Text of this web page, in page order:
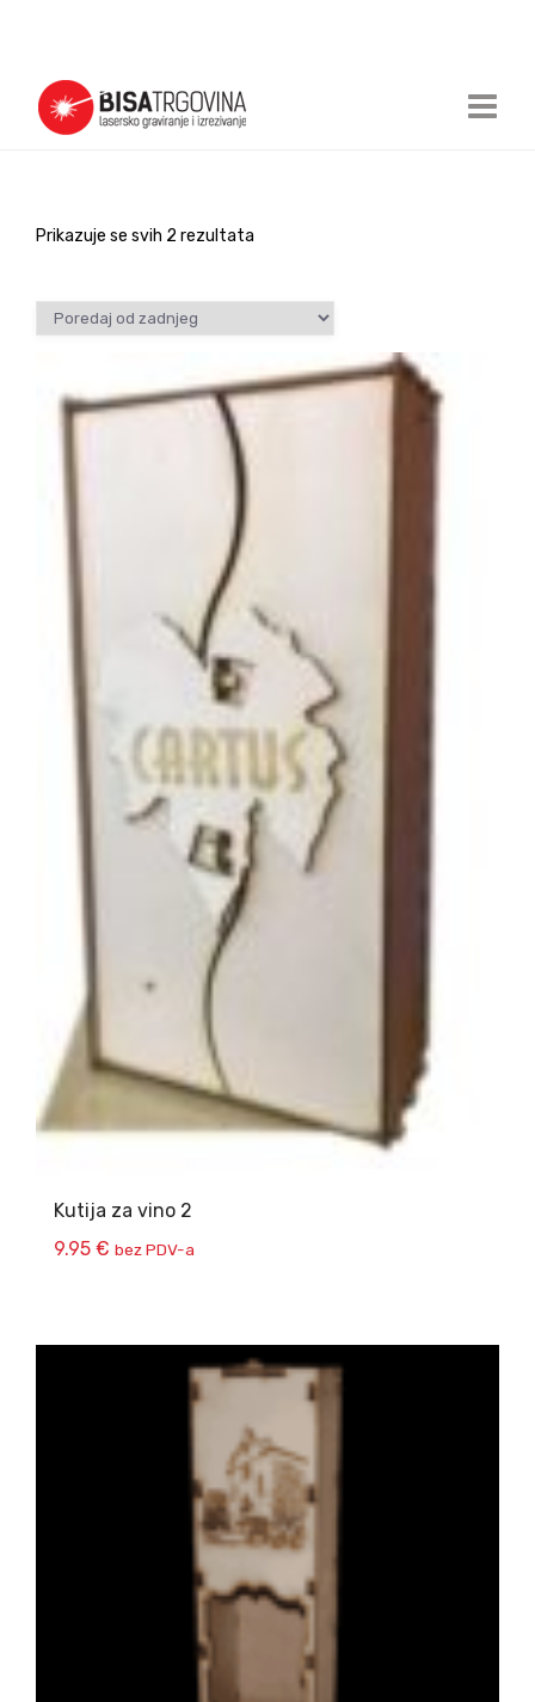
Prikazuje se svih 2 rezultata
Kutija za vino 2
9.95 € bez PDV-a